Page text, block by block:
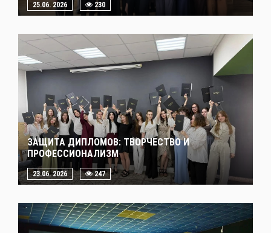
25.06. 2026 230
ЗАЩИТА ДИПЛОМОВ: ТВОРЧЕСТВО И
ПРОФЕССИОНАЛИЗМ
23.06. 2026 247